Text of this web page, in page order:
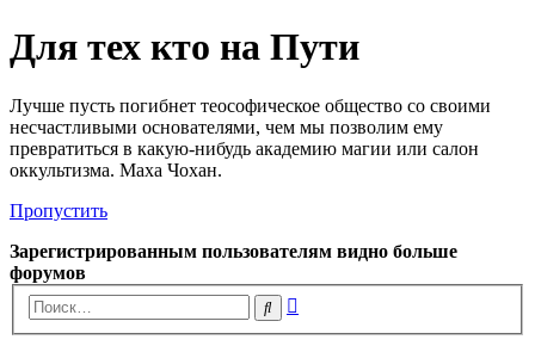
Для тех кто на Пути
Лучше пусть погибнет теософическое общество со своими
несчастливыми основателями, чем мы позволим ему
превратиться в какую-нибудь академию магии или салон
оккультизма. Маха Чохан.
Пропустить
Зарегистрированным пользователям видно больше
форумов
Поиск